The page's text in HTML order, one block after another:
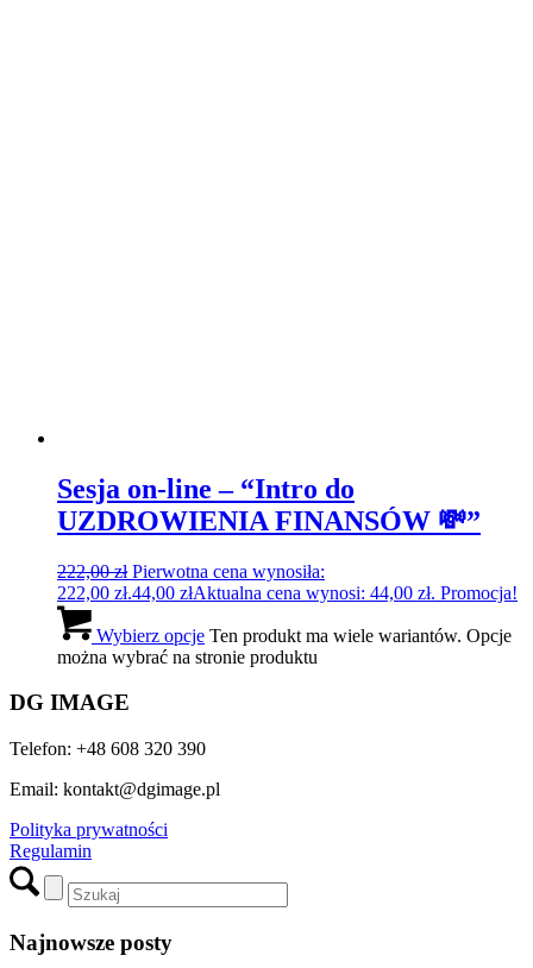
Sesja on-line – “Intro do
UZDROWIENIA FINANSÓW 💸”
222,00zł Pierwotna cena wynosiła:
222,00 zł.44,00 złAktualna cena wynosi: 44,00 zł. Promocja!
Wybierz opcje Ten produkt ma wiele wariantów. Opcje
można wybrać na stronie produktu
DG IMAGE
Telefon: +48 608 320 390
Email: kontakt@dgimage.pl
Polityka prywatności
Regulamin
Najnowsze posty